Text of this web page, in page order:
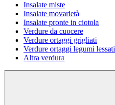
Insalate miste
Insalate movarietà
Insalate pronte in ciotola
Verdure da cuocere
Verdure ortaggi grigliati
Verdure ortaggi legumi lessati
Altra verdura